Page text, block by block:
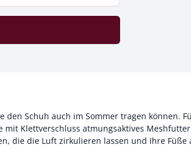
den Schuh auch im Sommer tragen können.
mit Klettverschluss atmungsaktives
die die Luft zirkulieren lassen und Ihre Füße